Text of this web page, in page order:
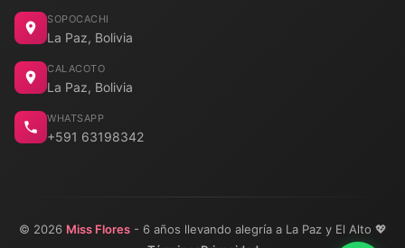
SOPOCACHI
La Paz, Bolivia
CALACOTO
La Paz, Bolivia
WHATSAPP
+591 63198342
© 2026 Miss Flores- 6 años llevando alegría a La Paz y El Alto 💖